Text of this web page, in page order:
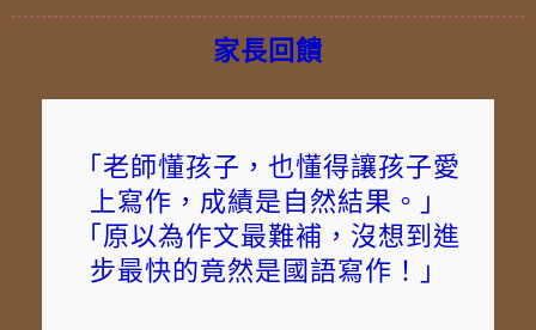
家長回饋
「老師懂孩子，也懂得讓孩子愛
上寫作，成績是自然結果。」
「原以為作文最難補，沒想到進
步最快的竟然是國語寫作！」